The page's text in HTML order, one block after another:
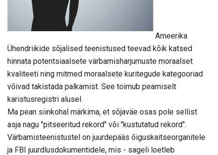
Ameerika
Ühendriikide sõjalised teenistused teevad kõik katsed
hinnata potentsiaalsete värbamisharjumuste moraalset
kvaliteeti ning mitmed moraalsete kuritegude kategooriad
võivad takistada palkamist. See toimub peamiselt
karistusregistri alusel.
Ma pean siinkohal märkima, et sõjaväe osas pole sellist
asja nagu "pitseeritud rekord" või "kustutatud rekord".
Värbamisteenistustel on juurdepääs õiguskaitseorganitele
ja FBI juurdlusdokumentidele, mis - sageli loetleb